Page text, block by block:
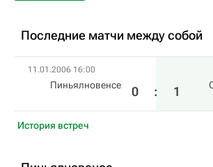
Последние матчи между собой
11.01.2006 16:00
Пиньялновенсе 0 : 1
История встреч